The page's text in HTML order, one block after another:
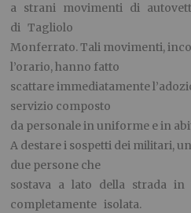
a strani movimenti di
di Tagliolo
Monferrato. Tali movimenti,
l’orario, hanno fatto
scattare immediatamente
servizio composto
da personale in uniforme e in
A destare i sospetti dei militari,
due persone che
sostava a lato della strada in
completamente isolata.